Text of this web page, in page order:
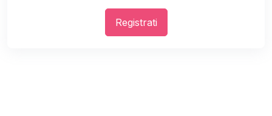
Registrati